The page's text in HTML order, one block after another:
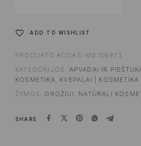
ADD TO WISHLIST
PRODUKTO KODAS: M0106973
KATEGORIJOS: APVADAI IR
KOSMETIKA, KVEPALAI | KOSMETIKA
ŽYMOS: GROŽIUI , NATŪRALI
SHARE